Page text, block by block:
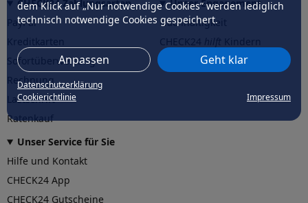
dem Klick auf „Nur notwendige Cookies” werden lediglich
technisch notwendige Cookies gespeichert.
Anpassen Geht klar
Datenschutzerklärung
Cookierichtlinie
Impressum
CHECK24 Zahlungsarten
PayPal
Sofortüberweisung
Rechnung
Lastschrift
Ratenkauf
Unser Engagement
Nachhaltigkeit
CHECK24hilftder Natur
Unser Service für Sie
Hilfe und Kontakt
CHECK24 App
CHECK24 Gutscheine